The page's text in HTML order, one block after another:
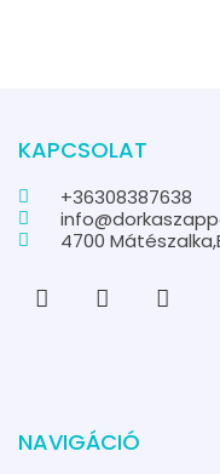
KAPCSOLAT
+36308387638
4700
NAVIGÁCIÓ